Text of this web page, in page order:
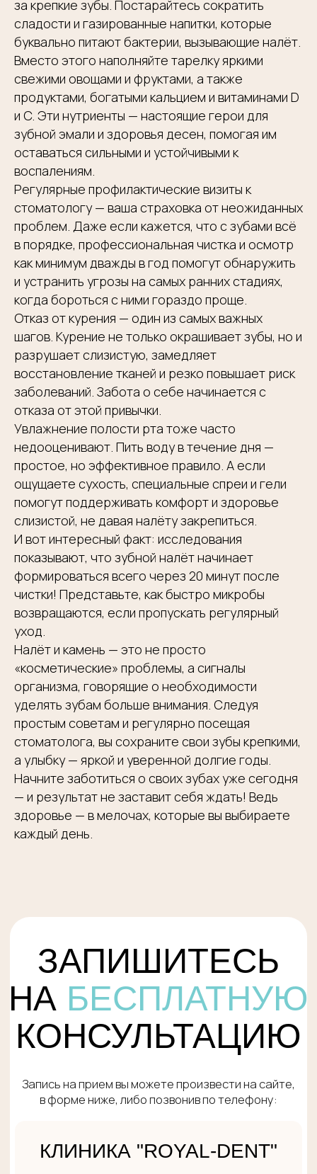
за крепкие зубы. Постарайтесь сократить
сладости и газированные напитки, которые
буквально питают бактерии, вызывающие налёт.
Вместо этого наполняйте тарелку яркими
свежими овощами и фруктами, а также
продуктами, богатыми кальцием и витаминами D
и C. Эти нутриенты — настоящие герои для
зубной эмали и здоровья десен, помогая им
оставаться сильными и устойчивыми к
воспалениям.
Регулярные профилактические визиты к
стоматологу — ваша страховка от неожиданных
проблем. Даже если кажется, что с зубами всё
в порядке, профессиональная чистка и осмотр
как минимум дважды в год помогут обнаружить
и устранить угрозы на самых ранних стадиях,
когда бороться с ними гораздо проще.
Отказ от курения — один из самых важных
шагов. Курение не только окрашивает зубы, но и
разрушает слизистую, замедляет
восстановление тканей и резко повышает риск
заболеваний. Забота о себе начинается с
отказа от этой привычки.
Увлажнение полости рта тоже часто
недооценивают. Пить воду в течение дня —
простое, но эффективное правило. А если
ощущаете сухость, специальные спреи и гели
помогут поддерживать комфорт и здоровье
слизистой, не давая налёту закрепиться.
И вот интересный факт: исследования
показывают, что зубной налёт начинает
формироваться всего через 20 минут после
чистки! Представьте, как быстро микробы
возвращаются, если пропускать регулярный
уход.
Налёт и камень — это не просто
«косметические» проблемы, а сигналы
организма, говорящие о необходимости
уделять зубам больше внимания. Следуя
простым советам и регулярно посещая
стоматолога, вы сохраните свои зубы крепкими,
а улыбку — яркой и уверенной долгие годы.
Начните заботиться о своих зубах уже сегодня
— и результат не заставит себя ждать! Ведь
здоровье — в мелочах, которые вы выбираете
каждый день.
Планируя приехать к нам на машине, вы можете
воспользоваться бесплатной парковкой на
территории клиники, просто позвоните
администратору и вам откроют шлагбаум
Согласие на обработку персональных данных
Политика конфиденциальности
Разработка сайта
WhatsApp
ул. Серафимовича 2
+7 (495) 953-11-11
«Александрия»
ПН-СБ: 09:00 – 20:30
ВС — выходной
Заказать обратный звонок